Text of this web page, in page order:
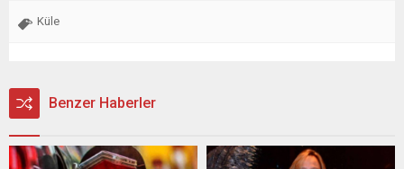
Küle
Benzer Haberler